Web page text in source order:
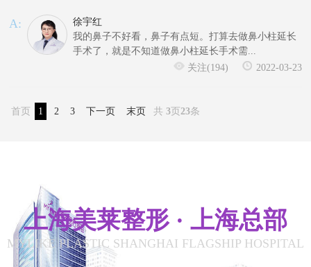
A:
徐宇红
我的鼻子不好看，鼻子有点短。打算去做鼻小柱延长
手术了，就是不知道做鼻小柱延长手术需...
关注(194)
2022-03-23
首页 1 2 3 下一页 末页 共3页23条
上海美莱整形 · 上海总部
MYLIKE PLASTIC SHANGHAI FLAGSHIP HOSPITAL